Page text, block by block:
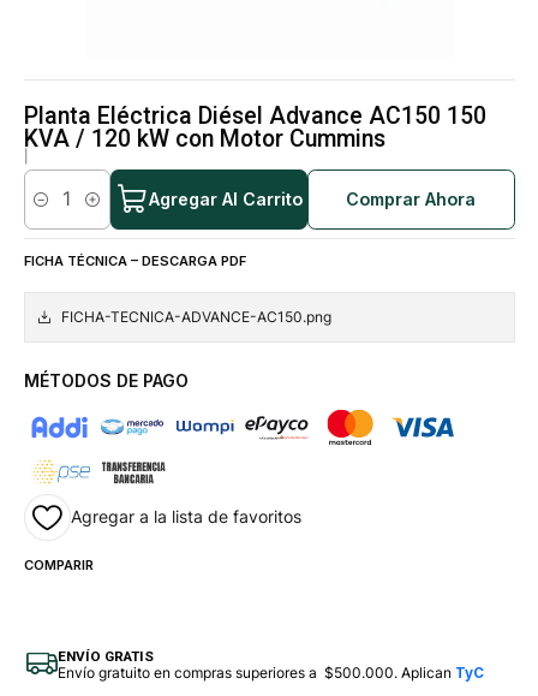
Planta Eléctrica Diésel Advance AC150 150
KVA / 120 kW con Motor Cummins
Cantidad
Agregar Al Carrito Comprar Ahora
FICHA TÉCNICA – DESCARGA PDF
FICHA-TECNICA-ADVANCE-AC150.png
MÉTODOS DE PAGO
Agregar a la lista de favoritos
COMPARIR
ENVÍO GRATIS
Envío gratuito en compras superiores a $500.000. Aplican TyC